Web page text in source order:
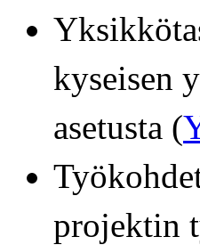
kyseisen
asetusta (
projektin